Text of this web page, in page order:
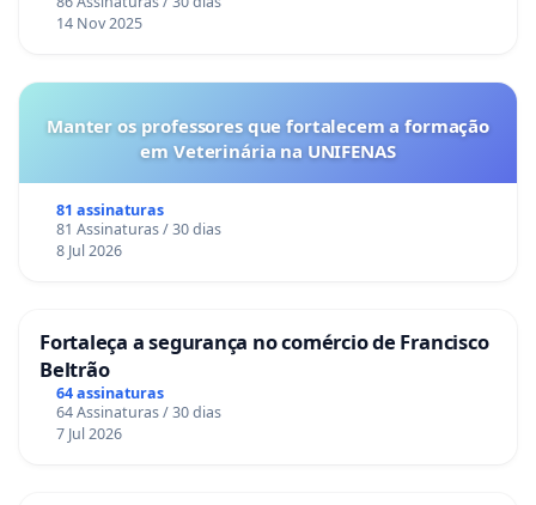
14 Nov 2025
Manter os professores que fortalecem a formação
em Veterinária na UNIFENAS
81 assinaturas
81 Assinaturas / 30 dias
8 Jul 2026
Fortaleça a segurança no comércio de Francisco
Beltrão
64 assinaturas
64 Assinaturas / 30 dias
7 Jul 2026